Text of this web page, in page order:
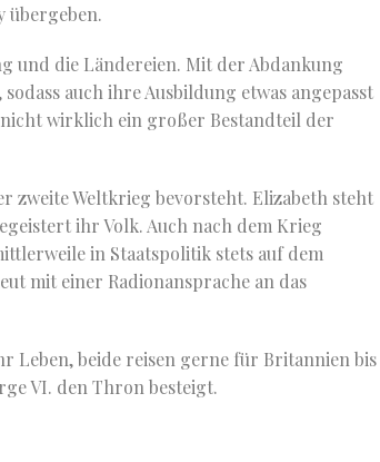
übergeben.
und die Ländereien. Mit der Abdankung
auch ihre Ausbildung etwas angepasst
wirklich ein großer Bestandteil der
zweite Weltkrieg bevorsteht. Elizabeth steht
ihr Volk. Auch nach dem Krieg
in Staatspolitik stets auf dem
mit einer Radionansprache an das
Leben, beide reisen gerne für Britannien bis
VI. den Thron besteigt.